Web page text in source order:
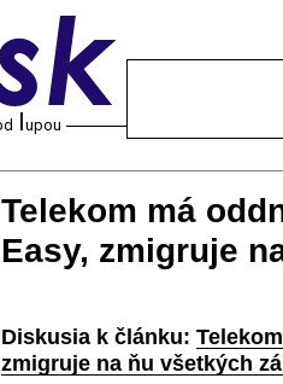
Telekom má
Easy, zmigruje
Diskusia k článku:
zmigruje na ňu všetkých